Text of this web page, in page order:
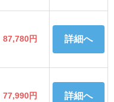
87,780円 詳細へ
77,990円 詳細へ